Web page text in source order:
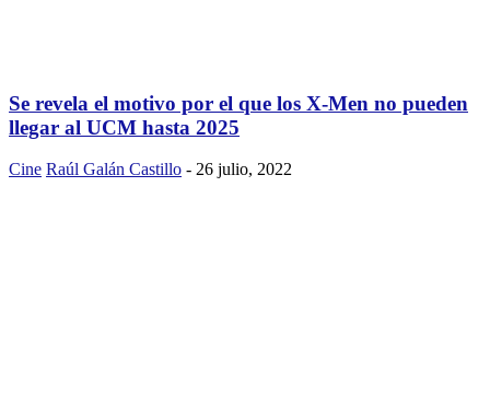
Se revela el motivo por el que los X-Men no pueden
llegar al UCM hasta 2025
Cine Raúl Galán Castillo - 26 julio, 2022